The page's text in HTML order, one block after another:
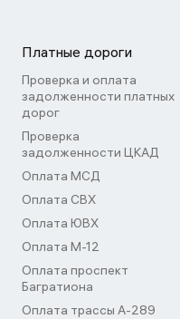
Платные дороги
Проверка и оплата
задолженности платных
дорог
Проверка
задолженности ЦКАД
Оплата МСД
Оплата СВХ
Оплата ЮВХ
Оплата М-12
Оплата проспект
Багратиона
Оплата трассы А-289